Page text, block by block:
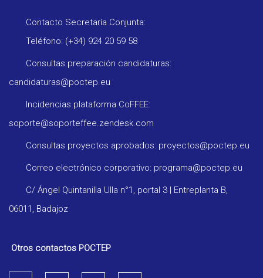
Contacto Secretaría Conjunta:
Teléfono: (+34) 924 20 59 58
Consultas preparación candidaturas:
candidaturas@poctep.eu
Incidencias plataforma CoFFEE:
soporte@soporteffee.zendesk.com
Consultas proyectos aprobados: proyectos@poctep.eu
Correo electrónico corporativo: programa@poctep.eu
C/ Ángel Quintanilla Ulla n°1, portal 3 | Entreplanta B,
06011, Badajoz
Otros contactos POCTEP